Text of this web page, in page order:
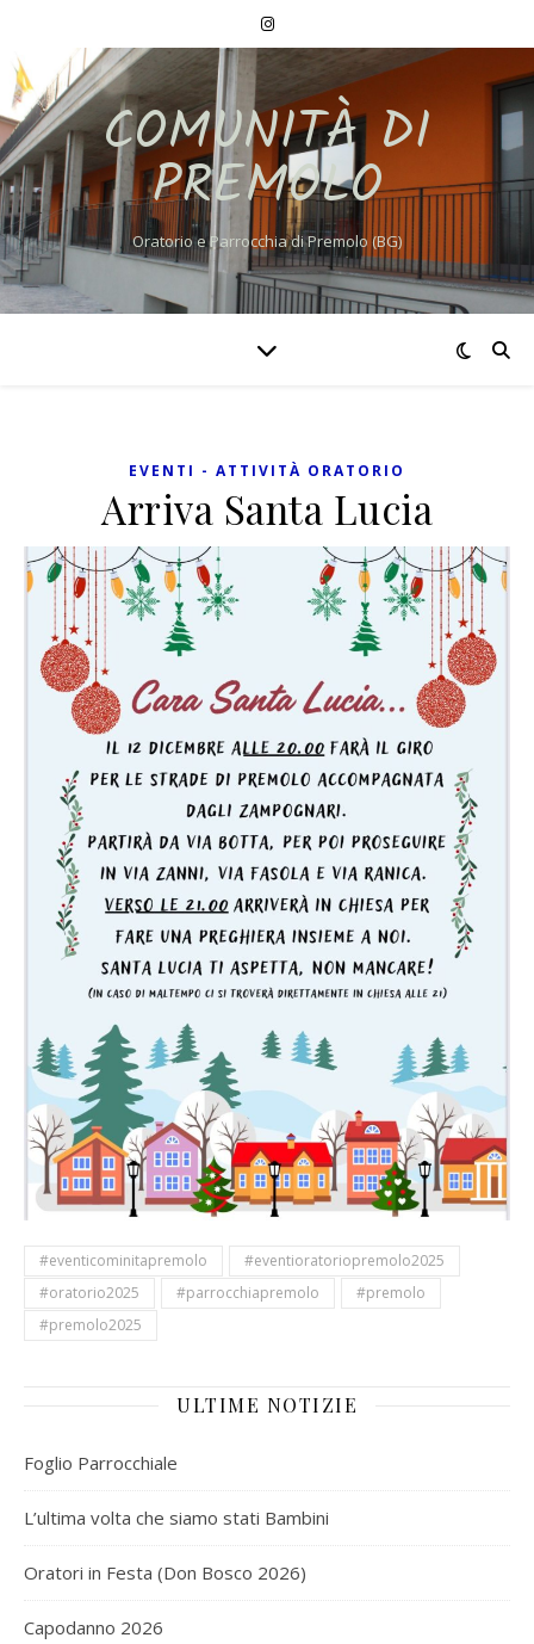
COMUNITÀ DI
PREMOLO
Oratorio e Parrocchia di Premolo (BG)
EVENTI - ATTIVITÀ ORATORIO
Arriva Santa Lucia
#eventicominitapremolo
#eventioratoriopremolo2025
#oratorio2025
#parrocchiapremolo
#premolo
#premolo2025
ULTIME NOTIZIE
Foglio Parrocchiale
L’ultima volta che siamo stati Bambini
Oratori in Festa (Don Bosco 2026)
Capodanno 2026